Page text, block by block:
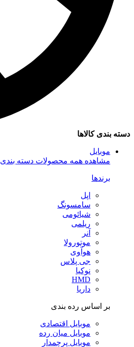
بندی کالاها
موبایل
مشاهده همه محصولات دسته بندی
برندها
اپل
سامسونگ
شیائومی
ریلمی
آنر
موتورولا
هوآوی
جی پلاس
نوکیا
HMD
داریا
بر اساس رده بندی
موبایل اقتصادی
موبایل میان رده
موبایل پرچمدار